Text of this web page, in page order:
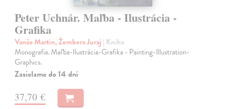
Peter Uchnár. Maľba - Ilustrácia -
Grafika
Vančo Martin, Žembera Juraj | Kniha
Monografia. Maľba-Ilustrácia-Grafika - Painting-Illustration-
Graphics.
Zasielame do 14 dní
37,70 €